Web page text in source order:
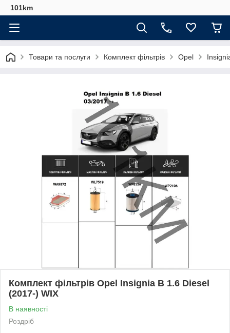
101km
Товари та послуги Комплект фільтрів Opel
Комплект фільтрів Opel Insignia B 1.6 Diesel
(2017-) WIX
В наявності
Роздріб